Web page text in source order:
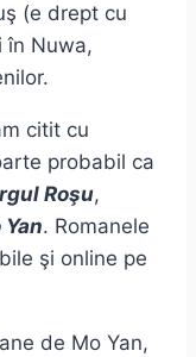
(e drept cu
în Nuwa,
citit cu
probabil ca
Roşu,
Yan. Romanele
şi online pe
de Mo Yan,